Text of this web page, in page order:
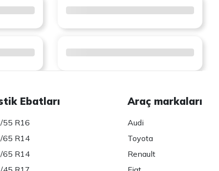
Ebatları
55 R16
65 R14
65 R14
Araç markaları
Audi
Toyota
Renault